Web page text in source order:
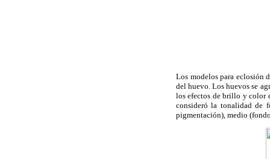
Los modelos para eclosión
del huevo. Los huevos se
los efectos de brillo y color
consideró la tonalidad de
pigmentación), medio